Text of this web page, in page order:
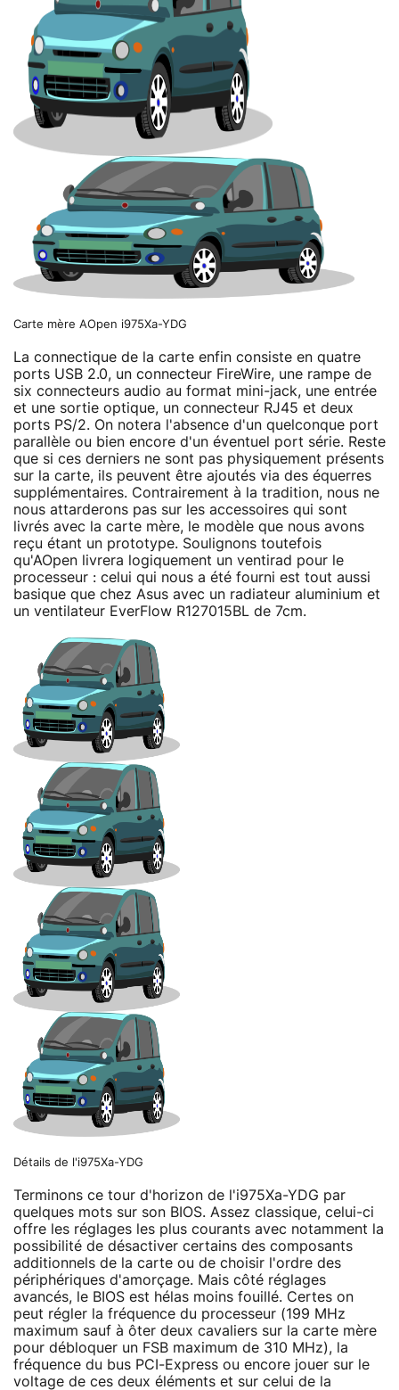
Carte mère AOpen i975Xa-YDG
La connectique de la carte enfin consiste en quatre
ports USB 2.0, un connecteur FireWire, une rampe de
six connecteurs audio au format mini-jack, une entrée
et une sortie optique, un connecteur RJ45 et deux
ports PS/2. On notera l'absence d'un quelconque port
parallèle ou bien encore d'un éventuel port série. Reste
que si ces derniers ne sont pas physiquement présents
sur la carte, ils peuvent être ajoutés via des équerres
supplémentaires. Contrairement à la tradition, nous ne
nous attarderons pas sur les accessoires qui sont
livrés avec la carte mère, le modèle que nous avons
reçu étant un prototype. Soulignons toutefois
qu'AOpen livrera logiquement un ventirad pour le
processeur : celui qui nous a été fourni est tout aussi
basique que chez Asus avec un radiateur aluminium et
un ventilateur EverFlow R127015BL de 7cm.
Détails de l'i975Xa-YDG
Terminons ce tour d'horizon de l'i975Xa-YDG par
quelques mots sur son BIOS. Assez classique, celui-ci
offre les réglages les plus courants avec notamment la
possibilité de désactiver certains des composants
additionnels de la carte ou de choisir l'ordre des
périphériques d'amorçage. Mais côté réglages
avancés, le BIOS est hélas moins fouillé. Certes on
peut régler la fréquence du processeur (199 MHz
maximum sauf à ôter deux cavaliers sur la carte mère
pour débloquer un FSB maximum de 310 MHz), la
fréquence du bus PCI-Express ou encore jouer sur le
voltage de ces deux éléments et sur celui de la